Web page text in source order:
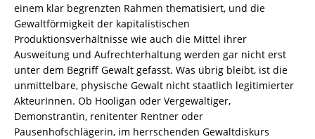
einem klar begrenzten Rahmen thematisiert, und die
Gewaltförmigkeit der kapitalistischen
Produktionsverhältnisse wie auch die Mittel ihrer
Ausweitung und Aufrechterhaltung werden gar nicht erst
unter dem Begriff Gewalt gefasst. Was übrig bleibt, ist die
unmittelbare, physische Gewalt nicht staatlich legitimierter
AkteurInnen. Ob Hooligan oder Vergewaltiger,
Demonstrantin, renitenter Rentner oder
Pausenhofschlägerin, im herrschenden Gewaltdiskurs